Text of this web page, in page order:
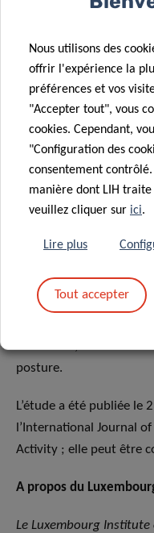
Pour la plupart
remplacer une
quotidien par
intensité, et il
contribuera à
cardio-
Les chercheurs
leur étude, comme le
sédentaire, car ils n’ont
posture.
L’étude a été publiée le
l’International Journal
Activity ; elle peut être
A propos du
Le Luxembourg
Nous utilisons des
offrir l'expérience la
préférences et vos
"Accepter tout", vous
cookies. Cependant,
"Configuration des
consentement
manière dont LIH traite
veuillez cliquer sur ici.
Lire plus
Tout accepter